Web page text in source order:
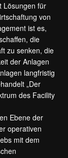
Lösungen für
von
ist es,
die
zu senken, die
der Anlagen
langfristig
„Der
des Facility
Ebene der
operativen
mit dem